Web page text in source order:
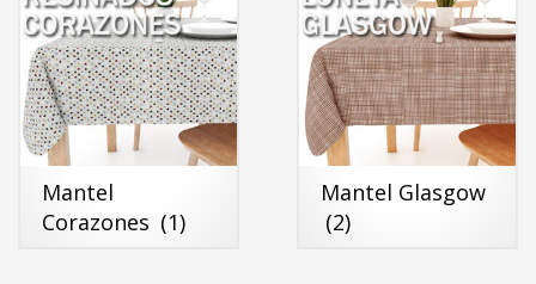
Mantel
Corazones (1)
Mantel Glasgow
(2)